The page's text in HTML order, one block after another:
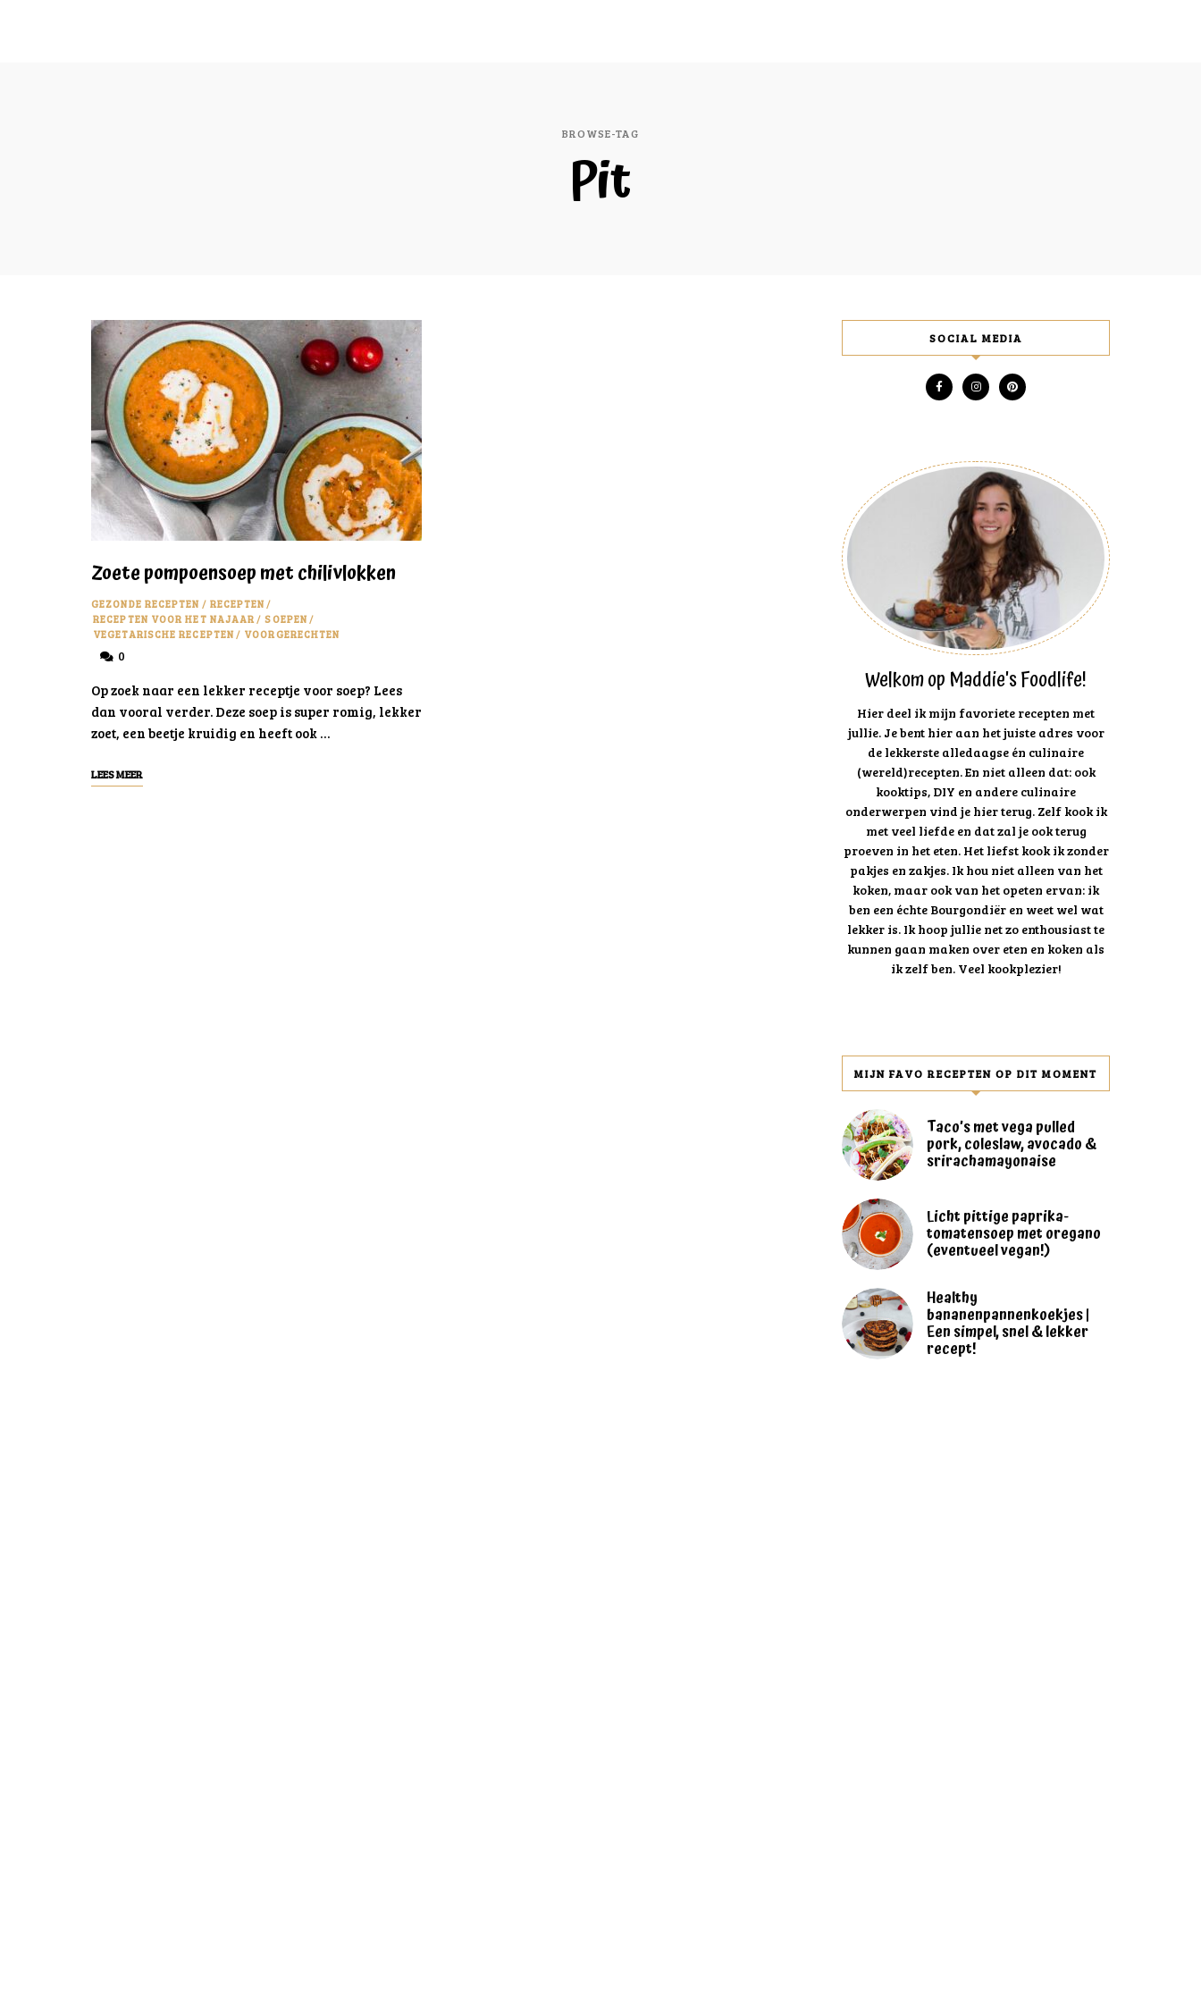
BROWSE-TAG
Pit
Zoete pompoensoep met chilivlokken
GEZONDE RECEPTEN / RECEPTEN/
RECEPTEN VOOR HET NAJAAR/ SOEPEN/
VEGETARISCHE RECEPTEN/ VOORGERECHTEN
0
Op zoek naar een lekker receptje voor soep? Lees
dan vooral verder. Deze soep is super romig, lekker
zoet, een beetje kruidig en heeft ook …
LEES MEER
SOCIAL MEDIA
Welkom op Maddie's Foodlife!
Hier deel ik mijn favoriete recepten met
jullie. Je bent hier aan het juiste adres voor
de lekkerste alledaagse én culinaire
(wereld)recepten. En niet alleen dat: ook
kooktips, DIY en andere culinaire
onderwerpen vind je hier terug. Zelf kook ik
met veel liefde en dat zal je ook terug
proeven in het eten. Het liefst kook ik zonder
pakjes en zakjes. Ik hou niet alleen van het
koken, maar ook van het opeten ervan: ik
ben een échte Bourgondiër en weet wel wat
lekker is. Ik hoop jullie net zo enthousiast te
kunnen gaan maken over eten en koken als
ik zelf ben. Veel kookplezier!
MIJN FAVO RECEPTEN OP DIT MOMENT
Taco’s met vega pulled
pork, coleslaw, avocado &
srirachamayonaise
Licht pittige paprika-
tomatensoep met oregano
(eventueel vegan!)
Healthy
bananenpannenkoekjes |
Een simpel, snel & lekker
recept!